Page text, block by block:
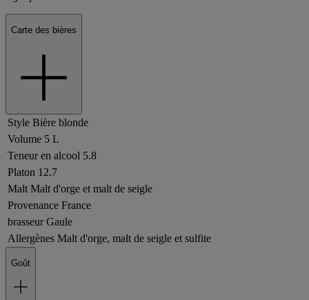
Carte des bières
Style Bière blonde
Volume 5 L
Teneur en alcool 5.8
Platon 12.7
Malt Malt d'orge et malt de seigle
Provenance France
brasseur Gaule
Allergènes Malt d'orge, malt de seigle et sulfite
Goût